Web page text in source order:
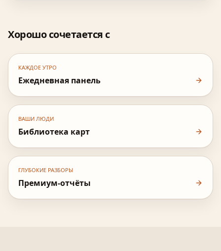
Хорошо сочетается с
КАЖДОЕ УТРО
Ежедневная панель
ВАШИ ЛЮДИ
Библиотека карт
ГЛУБОКИЕ РАЗБОРЫ
Премиум-отчёты